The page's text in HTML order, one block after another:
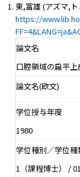
東,富雄 (アズマ,ト
https://
論文名
口腔領域の扁平
論文名(欧文)
学位授与年度
1980
学位種別／学位種
1（課程博士） /